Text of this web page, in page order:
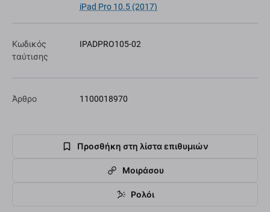
iPad Pro 10.5 (2017)
Κωδικός
ταύτισης
IPADPRO105-02
Άρθρο 1100018970
Προσθήκη στη λίστα επιθυμιών
Μοιράσου
Ρολόι